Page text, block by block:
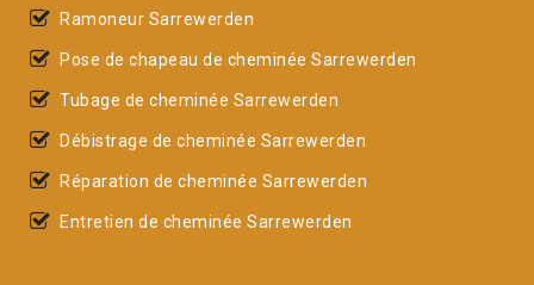
Ramoneur Sarrewerden
Pose de chapeau de cheminée Sarrewerden
Tubage de cheminée Sarrewerden
Débistrage de cheminée Sarrewerden
Réparation de cheminée Sarrewerden
Entretien de cheminée Sarrewerden